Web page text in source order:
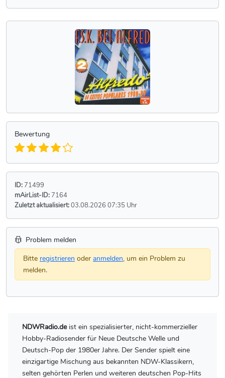
Bewertung
ID: 71499
mAirList-ID: 7164
Zuletzt aktualisiert:03.08.2026 07:35 Uhr
Problem melden
Bitte registrieren oder anmelden, um ein Problem zu
melden.
NDWRadio.deist ein spezialisierter, nicht-kommerzieller
Hobby-Radiosender für Neue Deutsche Welle und
Deutsch-Pop der 1980er Jahre. Der Sender spielt eine
einzigartige Mischung aus bekannten NDW-Klassikern,
selten gehörten Perlen und weiteren deutschen Pop-Hits